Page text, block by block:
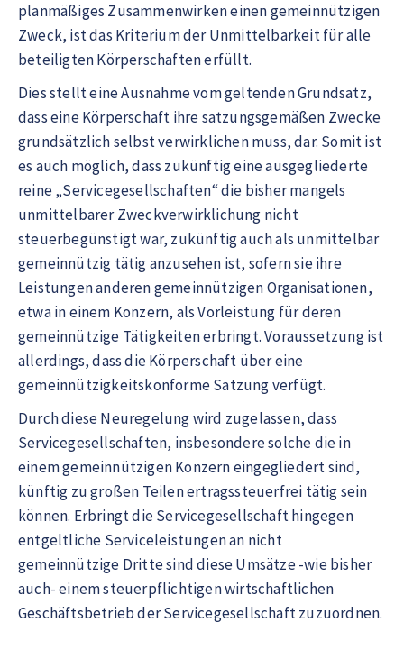
planmäßiges Zusammenwirken einen gemeinnützigen
Zweck, ist das Kriterium der Unmittelbarkeit für alle
beteiligten Körperschaften erfüllt.
Dies stellt eine Ausnahme vom geltenden Grundsatz,
dass eine Körperschaft ihre satzungsgemäßen Zwecke
grundsätzlich selbst verwirklichen muss, dar. Somit ist
es auch möglich, dass zukünftig eine ausgegliederte
reine „Servicegesellschaften“ die bisher mangels
unmittelbarer Zweckverwirklichung nicht
steuerbegünstigt war, zukünftig auch als unmittelbar
gemeinnützig tätig anzusehen ist, sofern sie ihre
Leistungen anderen gemeinnützigen Organisationen,
etwa in einem Konzern, als Vorleistung für deren
gemeinnützige Tätigkeiten erbringt. Voraussetzung ist
allerdings, dass die Körperschaft über eine
gemeinnützigkeitskonforme Satzung verfügt.
Durch diese Neuregelung wird zugelassen, dass
Servicegesellschaften, insbesondere solche die in
einem gemeinnützigen Konzern eingegliedert sind,
künftig zu großen Teilen ertragssteuerfrei tätig sein
können. Erbringt die Servicegesellschaft hingegen
entgeltliche Serviceleistungen an nicht
gemeinnützige Dritte sind diese Umsätze -wie bisher
auch- einem steuerpflichtigen wirtschaftlichen
Geschäftsbetrieb der Servicegesellschaft zuzuordnen.